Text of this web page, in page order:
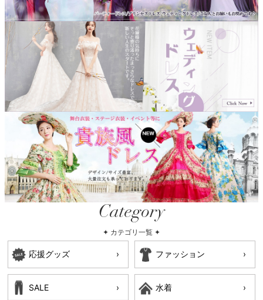
Category
✦ カテゴリ一覧 ✦
応援グッズ ファッション
SALE 水着